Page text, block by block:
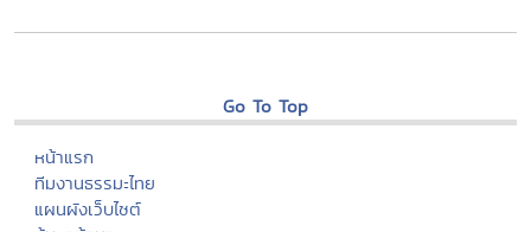
Go To Top
หน้าแรก
ทีมงานธรรมะไทย
แผนผังเว็บไซต์